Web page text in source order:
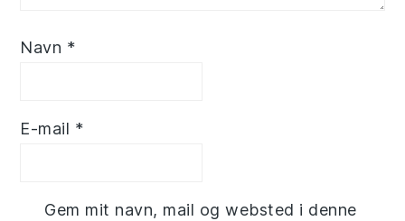
Navn *
E-mail *
Gem mit navn, mail og websted i denne